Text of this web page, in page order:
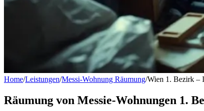
Home/Leistungen/Messi-Wohnung Räumung/Wien 1. Bezirk –
Räumung von Messie-Wohnungen 1.